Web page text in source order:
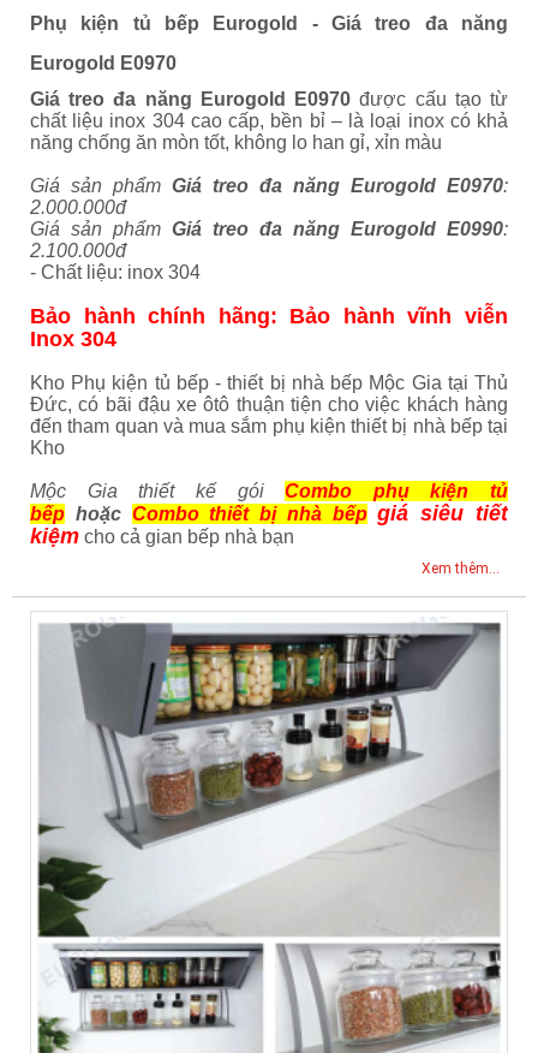
Phụ kiện tủ bếp Eurogold - Giá treo đa năng
Eurogold E0970
Giá treo đa năng Eurogold E0970 được cấu tạo từ
chất liệu inox 304 cao cấp, bền bỉ – là loại inox có khả
năng chống ăn mòn tốt, không lo han gỉ, xỉn màu
Giá sản phẩm Giá treo đa năng Eurogold E0970:
2.000.000đ
Giá sản phẩm Giá treo đa năng Eurogold E0990:
2.100.000đ
- Chất liệu: inox 304
Bảo hành chính hãng: Bảo hành vĩnh viễn
Inox 304
Kho Phụ kiện tủ bếp - thiết bị nhà bếp Mộc Gia tại Thủ
Đức, có bãi đậu xe ôtô thuận tiện cho việc khách hàng
đến tham quan và mua sắm phụ kiện thiết bị nhà bếp tại
Kho
Mộc Gia thiết kế gói
Combo phụ kiện tủ
bếp hoặc Combo thiết bị nhà bếp giá siêu tiết
kiệm cho cả gian bếp nhà bạn
Xem thêm...